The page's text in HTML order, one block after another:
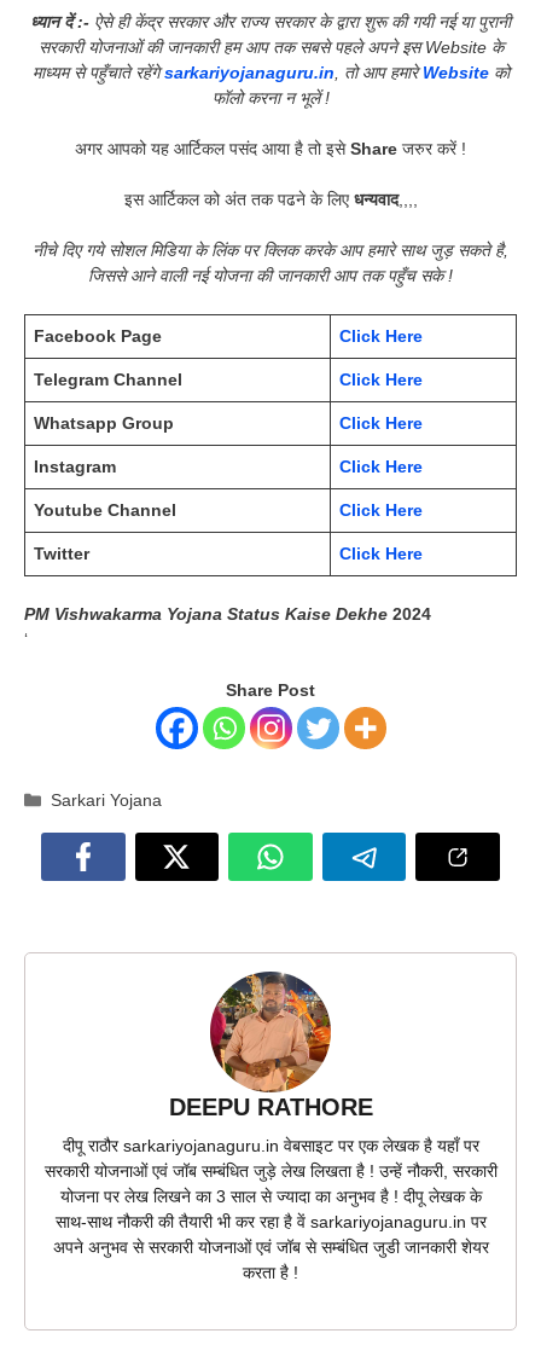
ध्यान दें :- ऐसे ही केंद्र सरकार और राज्य सरकार के द्वारा शुरू की गयी नई या पुरानी
सरकारी योजनाओं की जानकारी हम आप तक सबसे पहले अपने इस Website के
माध्यम से पहुँचाते रहेंगेsarkariyojanaguru.in , तो आप हमारेWebsiteको
फॉलो करना न भूलें !
अगर आपको यह आर्टिकल पसंद आया है तो इसेShare जरुर करें !
इस आर्टिकल को अंत तक पढने के लिएधन्यवाद,,,,
नीचे दिए गये सोशल मिडिया के लिंक पर क्लिक करके आप हमारे साथ जुड़ सकते है,
जिससे आने वाली नई योजना की जानकारी आप तक पहुँच सके !
Facebook Page Click Here
Telegram Channel Click Here
Whatsapp Group Click Here
Instagram Click Here
Youtube Channel Click Here
Twitter Click Here
PM Vishwakarma Yojana Status Kaise Dekhe 2024
‘
Share Post
Categories
Sarkari Yojana
DEEPU RATHORE
दीपू राठौर sarkariyojanaguru.in वेबसाइट पर एक लेखक है यहाँ पर
सरकारी योजनाओं एवं जॉब सम्बंधित जुड़े लेख लिखता है ! उन्हें नौकरी, सरकारी
योजना पर लेख लिखने का 3 साल से ज्यादा का अनुभव है ! दीपू लेखक के
साथ-साथ नौकरी की तैयारी भी कर रहा है वें sarkariyojanaguru.in पर
अपने अनुभव से सरकारी योजनाओं एवं जॉब से सम्बंधित जुडी जानकारी शेयर
करता है !